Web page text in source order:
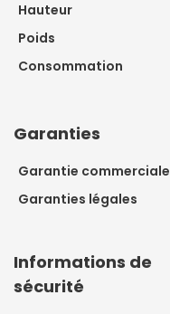
Hauteur
Poids
Consommation
Garanties
Garantie commerciale
Garanties légales
Informations de
sécurité